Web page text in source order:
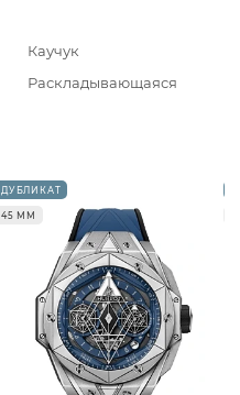
Каучук
Раскладывающаяся
ДУБЛИКАТ
45 ММ